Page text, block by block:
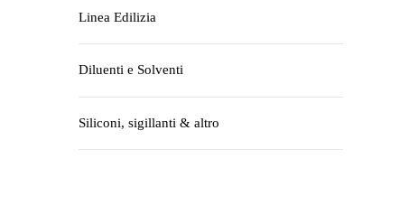
Linea Edilizia
Diluenti e Solventi
Siliconi, sigillanti & altro